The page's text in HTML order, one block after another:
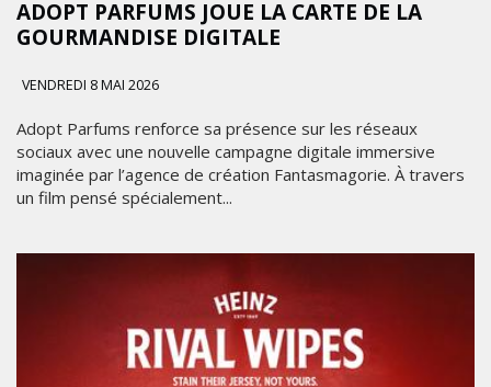
ADOPT PARFUMS JOUE LA CARTE DE LA
GOURMANDISE DIGITALE
VENDREDI 8 MAI 2026
Adopt Parfums renforce sa présence sur les réseaux
sociaux avec une nouvelle campagne digitale immersive
imaginée par l’agence de création Fantasmagorie. À travers
un film pensé spécialement...